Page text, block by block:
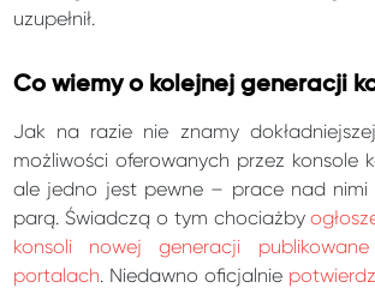
uzupełnił.
Co wiemy o kolejnej generacji
Jak na razie nie znamy
możliwości oferowanych przez konsole
ale jedno jest pewne – prace nad nimi
parą. Świadczą o tym chociażby
konsoli nowej generacji
portalach. Niedawno oficjalnie